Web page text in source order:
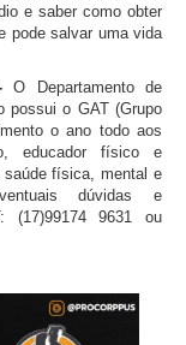
e saber como obter
pode salvar uma vida
-O Departamento de
possui o GAT (Grupo
o ano todo aos
educador físico e
física, mental e
dúvidas e
(17)99174 9631 ou